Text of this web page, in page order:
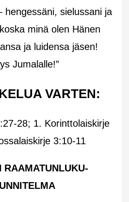
sielussani ja
minä olen Hänen
ja luidensa jäsen!
Jumalalle!”
VARTEN:
28; 1. Korinttolaiskirje
3:10-11
RAAMATUNLUKU-